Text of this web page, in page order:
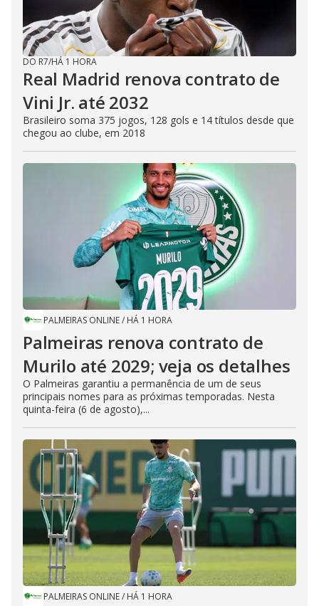
DO R7/HÁ 1 HORA
Real Madrid renova contrato de
Vini Jr. até 2032
Brasileiro soma 375 jogos, 128 gols e 14 títulos desde que
chegou ao clube, em 2018
PALMEIRAS ONLINE/ HÁ 1 HORA
Palmeiras renova contrato de
Murilo até 2029; veja os detalhes
O Palmeiras garantiu a permanência de um de seus
principais nomes para as próximas temporadas. Nesta
quinta-feira (6 de agosto),...
PALMEIRAS ONLINE/ HÁ 1 HORA